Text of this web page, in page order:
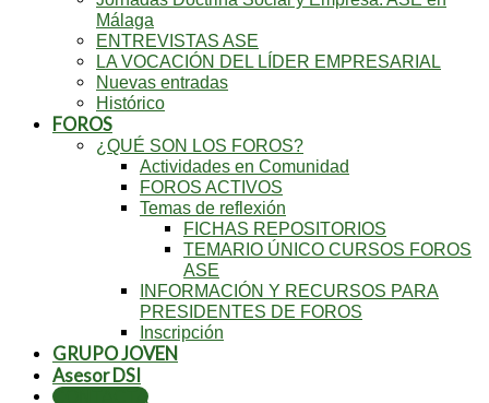
Málaga
ENTREVISTAS ASE
LA VOCACIÓN DEL LÍDER EMPRESARIAL
Nuevas entradas
Histórico
FOROS
¿QUÉ SON LOS FOROS?
Actividades en Comunidad
FOROS ACTIVOS
Temas de reflexión
FICHAS REPOSITORIOS
TEMARIO ÚNICO CURSOS FOROS
ASE
INFORMACIÓN Y RECURSOS PARA
PRESIDENTES DE FOROS
Inscripción
GRUPO JOVEN
Asesor DSI
CONTACTA